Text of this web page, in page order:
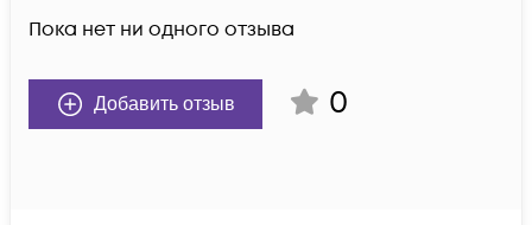
Пока нет ни одного отзыва
Добавить отзыв 0